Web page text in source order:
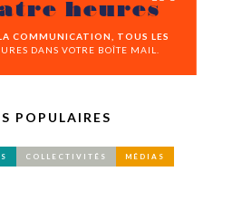
heures
COMMUNICATION, TOUS LES
DANS VOTRE BOÎTE MAIL.
POPULAIRES
COLLECTIVITÉS MÉDIAS